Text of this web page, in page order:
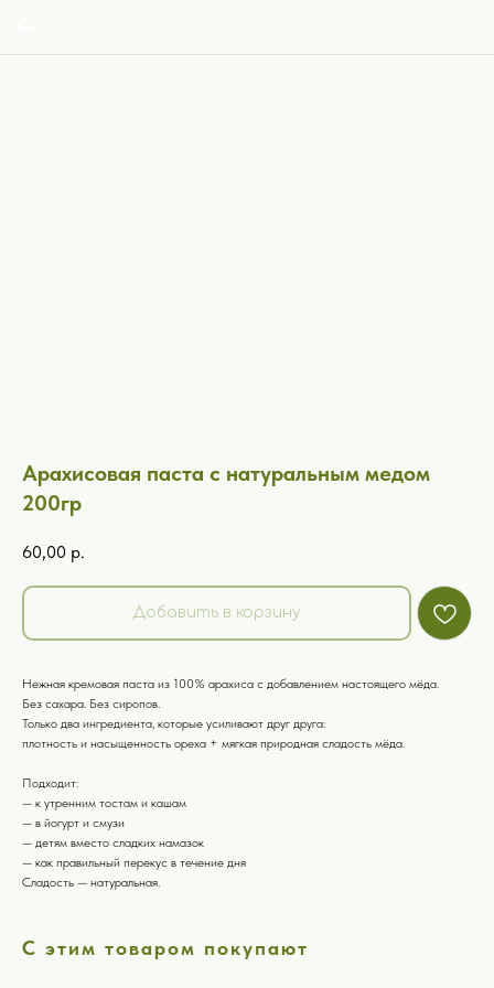
Арахисовая паста с натуральным медом
200гр
60,00 р.
Добавить в корзину
Нежная кремовая паста из 100% арахиса с добавлением настоящего мёда.
Без сахара. Без сиропов.
Только два ингредиента, которые усиливают друг друга:
плотность и насыщенность ореха + мягкая природная сладость мёда.
Подходит:
— к утренним тостам и кашам
— в йогурт и смузи
— детям вместо сладких намазок
— как правильный перекус в течение дня
Сладость — натуральная.
С этим товаром покупают